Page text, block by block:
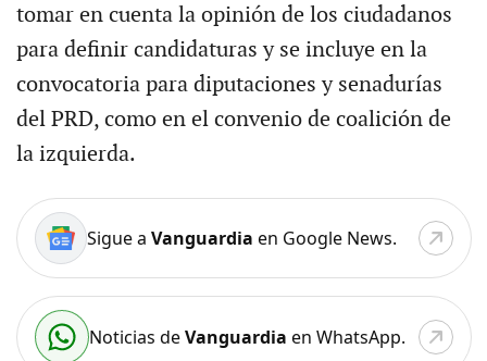
tomar en cuenta la opinión de los ciudadanos
para definir candidaturas y se incluye en la
convocatoria para diputaciones y senadurías
del PRD, como en el convenio de coalición de
la izquierda.
Sigue a Vanguardia en Google News.
Noticias deVanguardia en WhatsApp.